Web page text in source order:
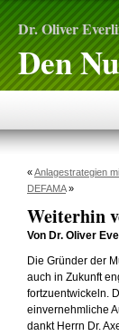
Dr. Oliver
Den
«Anlagestrategien
DEFAMA»
Weiterhin
Von Dr. Oliver
Die Gründer der
auch in Zukunft
fortzuentwickeln.
einvernehmliche
dankt Herrn Dr.